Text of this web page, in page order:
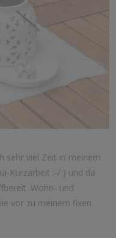
sehr viel Zeit in meinem
Kurzarbeit :-/ ) und da
Wohn- und
vor zu meinem fixen